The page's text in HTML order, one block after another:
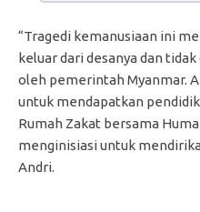
“Tragedi kemanusiaan ini
keluar dari desanya dan
oleh pemerintah Myanmar.
untuk mendapatkan
Rumah Zakat bersama
menginisiasi untuk
Andri.